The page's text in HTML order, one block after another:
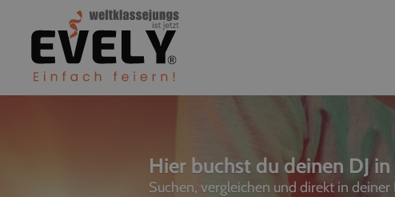
Hier buchst du deinen DJ
Suchen, vergleichen und direkt in